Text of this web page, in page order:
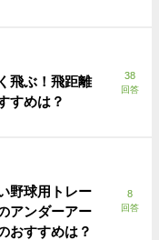
飛ぶ！飛距離
すめは？
38
回答
野球用トレー
アンダーアー
おすすめは？
8
回答